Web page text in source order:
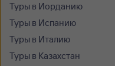
Туры в Иорданию
Туры в Испанию
Туры в Италию
Туры в Казахстан